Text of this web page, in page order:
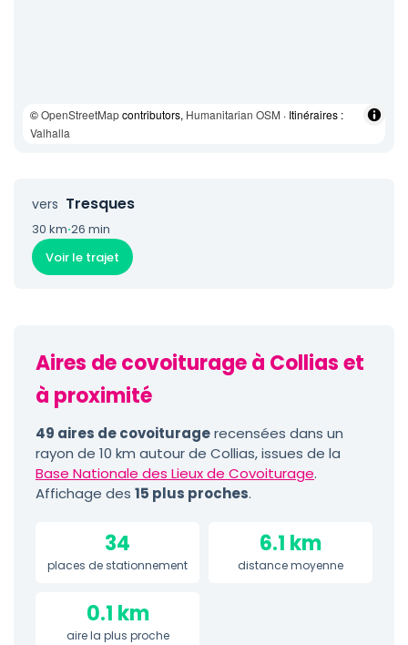
©OpenStreetMapcontributors, Humanitarian OSM · Itinéraires :
Valhalla
vers Tresques
30 km·26 min
Voir le trajet
Aires de covoiturage à Collias et
à proximité
49 aires de covoituragerecensées dans un
rayon de 10 km autour de Collias, issues de la
Base Nationale des Lieux de Covoiturage.
Affichage des 15 plus proches.
34
places de stationnement
6.1 km
distance moyenne
0.1 km
aire la plus proche